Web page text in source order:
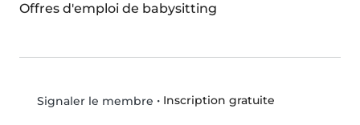
Offres d'emploi de babysitting
Signaler le membre • Inscription gratuite